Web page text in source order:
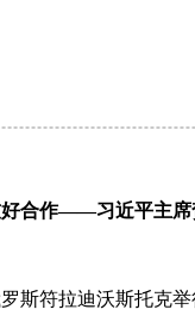
合作——习近平主席
斯符拉迪沃斯托克